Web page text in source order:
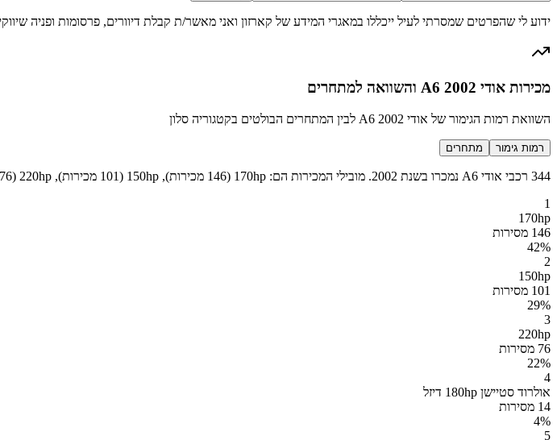
ידוע לי שהפרטים שמסרתי לעיל ייכללו במאגרי המידע של קארזון ואני מאשר/ת קבלת דיוורים, פרסומות ופניה
מכירות אודי A6 2002 והשוואה למתחרים
השוואת רמות הגימור של אודי A6 2002 לבין המתחרים הבולטים בקטגוריה סלון
רמות גימור מתחרים
344 רכבי אודי A6 נמכרו בשנת 2002. מובילי המכירות הם: 170hp (146 מכירות), 150hp (101 מכירות), 220hp (76 מכירות), אולרוד סטיישן 180hp דיזל (14 מכירות) ועוד 1 רמות גימור נוספות.
1
170hp
146 מסירות
42%
2
150hp
101 מסירות
29%
3
220hp
76 מסירות
22%
4
אולרוד סטיישן 180hp דיזל
14 מסירות
4%
5